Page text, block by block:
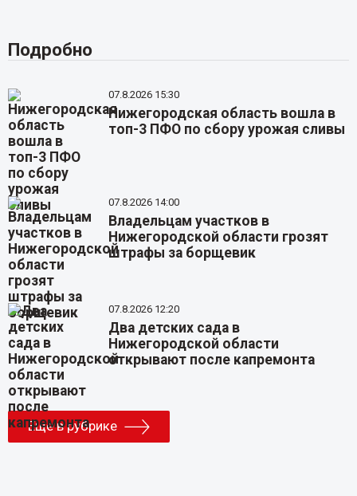
Подробно
07.8.2026 15:30
Нижегородская область вошла в
топ-3 ПФО по сбору урожая сливы
07.8.2026 14:00
Владельцам участков в
Нижегородской области грозят
штрафы за борщевик
07.8.2026 12:20
Два детских сада в
Нижегородской области
открывают после капремонта
Еще в рубрике